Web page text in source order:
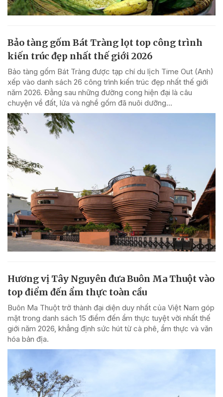
Bảo tàng gốm Bát Tràng lọt top công trình
kiến trúc đẹp nhất thế giới 2026
Bảo tàng gốm Bát Tràng được tạp chí du lịch Time Out (Anh)
xếp vào danh sách 26 công trình kiến trúc đẹp nhất thế giới
năm 2026. Đằng sau những đường cong hiện đại là câu
chuyện về đất, lửa và nghề gốm đã nuôi dưỡng...
Hương vị Tây Nguyên đưa Buôn Ma Thuột vào
top điểm đến ẩm thực toàn cầu
Buôn Ma Thuột trở thành đại diện duy nhất của Việt Nam góp
mặt trong danh sách 15 điểm đến ẩm thực tuyệt vời nhất thế
giới năm 2026, khẳng định sức hút từ cà phê, ẩm thực và văn
hóa bản địa.